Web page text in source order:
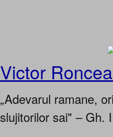
Victor
„Adevarul ramane,
slujitorilor sai" – Gh.